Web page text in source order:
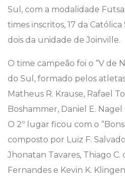
Sul, com a modalidade
times inscritos, 17 da
dois da unidade de Joinville.
O time campeão foi o “V de
do Sul, formado pelos
Matheus R. Krause, Rafael
Boshammer, Daniel E.
O 2º lugar ficou com o
composto por Luiz F.
Jhonatan Tavares, Thiago C.
Fernandes e Kevin K.